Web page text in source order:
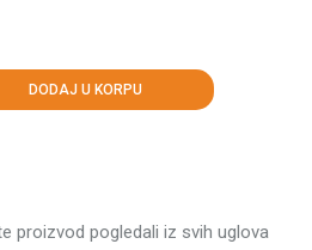
DODAJ U KORPU
proizvod pogledali iz svih uglova